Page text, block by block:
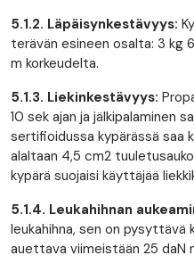
5.1.2. Läpäisynkestävyys:
terävän esineen osalta: 3
m korkeudelta.
5.1.3. Liekinkestävyys:
10 sek ajan ja jälkipalaminen
sertifioidussa kypärässä saa
alaltaan 4,5 cm2
kypärä suojaisi käyttäjää
5.1.4. Leukahihnan
leukahihna, sen on pysyttävä
auettava viimeistään 25 daN